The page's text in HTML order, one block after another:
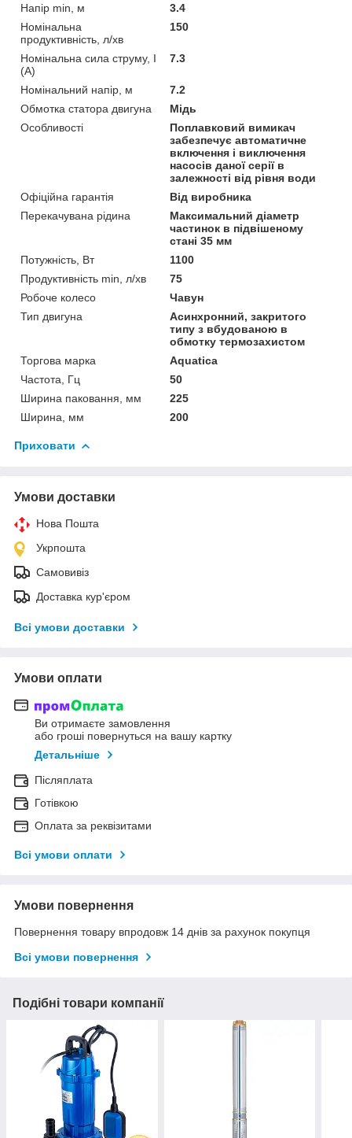
Напір min, м
3.4
Номінальна
продуктивність, л/хв
150
Номінальна сила струму, I
(А)
7.3
Номінальний напір, м
7.2
Обмотка статора двигуна
Мідь
Особливості
Поплавковий вимикач
забезпечує автоматичне
включення і виключення
насосів даної серії в
залежності від рівня води
Офіційна гарантія
Від виробника
Перекачувана рідина
Максимальний діаметр
частинок в підвішеному
стані 35 мм
Потужність, Вт
1100
Продуктивність min, л/хв
75
Робоче колесо
Чавун
Тип двигуна
Асинхронний, закритого
типу з вбудованою в
обмотку термозахистом
Торгова марка
Aquatica
Частота, Гц
50
Ширина паковання, мм
225
Ширина, мм
200
Приховати
Умови доставки
Нова Пошта
Укрпошта
Самовивіз
Доставка кур'єром
Всі умови доставки
Умови оплати
Ви отримаєте замовлення
або гроші повернуться на вашу картку
Детальніше
Післяплата
Готівкою
Оплата за реквізитами
Всі умови оплати
Умови повернення
Повернення товару впродовж 14 днів за рахунок покупця
Всі умови повернення
Подібні товари компанії